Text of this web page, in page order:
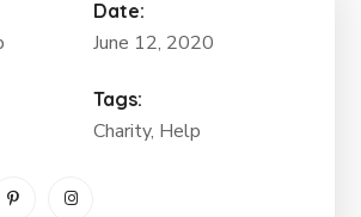
Date:
June 12, 2020
Tags:
Charity, Help